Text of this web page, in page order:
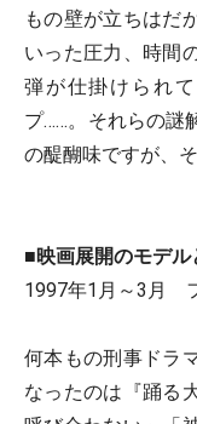
もの壁が立ちはだ
いった圧力、時間
弾が仕掛けられ
プ……。それらの謎
の醍醐味ですが、
■映画展開のモデ
1997年1月～3月
何本もの刑事ドラ
なったのは『踊る